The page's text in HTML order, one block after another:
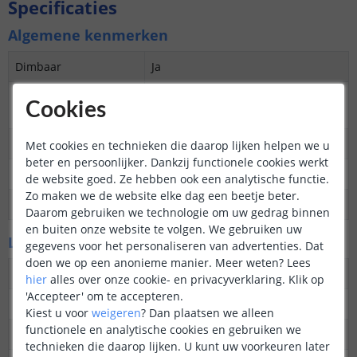
Specificaties
Algemene kenmerken
Dimbaar
Ja
3M plakstrip over de
gehele lengte
Garantie
5 jaar
Op maat te knippen
Elke 2,5 cm
Datasheet
Download
LED's en licht
Aantal LED's p/m
840
Type LED
COB
Merk LED
SanAn
Cookies
Met cookies en technieken die daarop lijken helpen we u
beter en persoonlijker. Dankzij functionele cookies werkt
de website goed. Ze hebben ook een analytische functie.
Zo maken we de website elke dag een beetje beter.
Daarom gebruiken we technologie om uw gedrag binnen
en buiten onze website te volgen. We gebruiken uw
gegevens voor het personaliseren van advertenties. Dat
doen we op een anonieme manier. Meer weten? Lees
hier alles over onze cookie- en privacyverklaring. Klik op
'Accepteer' om te accepteren.
Kiest u voor weigeren? Dan plaatsen we alleen
functionele en analytische cookies en gebruiken we
technieken die daarop lijken. U kunt uw voorkeuren later